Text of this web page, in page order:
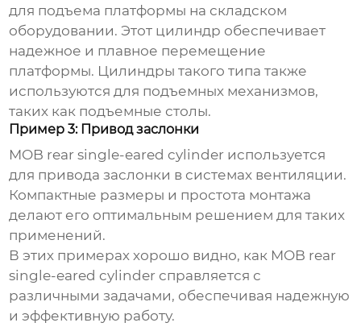
для подъема платформы на складском
оборудовании. Этот цилиндр обеспечивает
надежное и плавное перемещение
платформы. Цилиндры такого типа также
используются для подъемных механизмов,
таких как подъемные столы.
Пример 3: Привод заслонки
MOB rear single-eared cylinder используется
для привода заслонки в системах вентиляции.
Компактные размеры и простота монтажа
делают его оптимальным решением для таких
применений.
В этих примерах хорошо видно, как MOB rear
single-eared cylinder справляется с
различными задачами, обеспечивая надежную
и эффективную работу.